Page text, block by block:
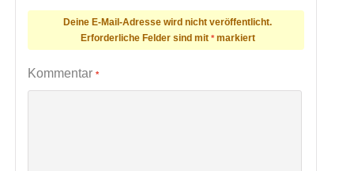
Deine E-Mail-Adresse wird nicht veröffentlicht.
Erforderliche Felder sind mit *markiert
Kommentar *